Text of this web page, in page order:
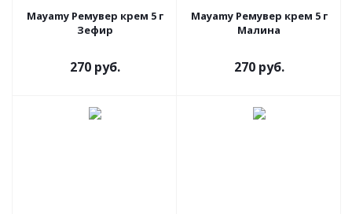
Mayamy Ремувер крем 5 г
Зефир
270 руб.
Mayamy Ремувер крем 5 г
Малина
270 руб.